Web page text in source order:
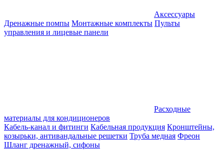
Аксессуары
Дренажные помпы Монтажные комплекты Пульты
управления и лицевые панели
Расходные
материалы для кондиционеров
Кабель-канал и фитинги Кабельная продукция Кронштейны,
козырьки, антивандальные решетки Труба медная Фреон
Шланг дренажный, сифоны